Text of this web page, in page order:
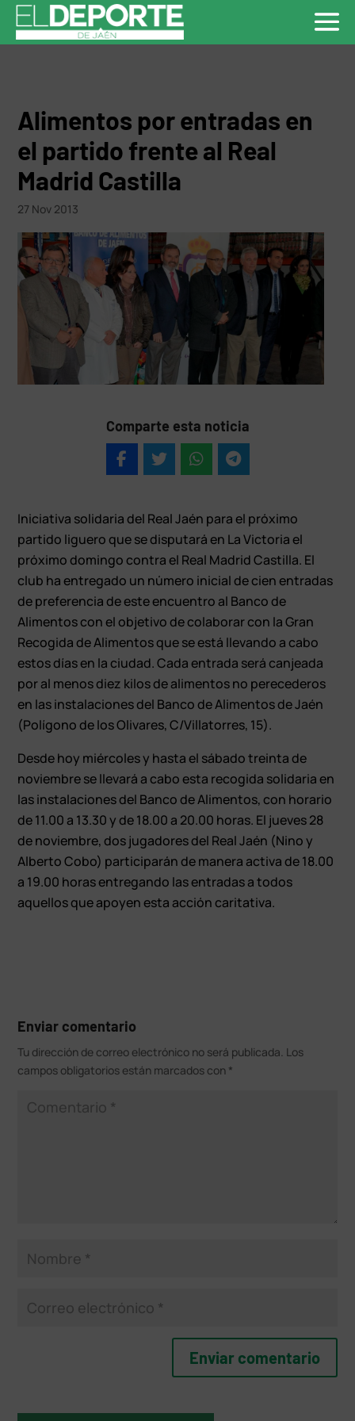
Alimentos por entradas en
el partido frente al Real
Madrid Castilla
27 Nov 2013
Comparte esta noticia
Iniciativa solidaria del Real Jaén para el próximo
partido liguero que se disputará en La Victoria el
próximo domingo contra el Real Madrid Castilla. El
club ha entregado un número inicial de cien entradas
de preferencia de este encuentro al Banco de
Alimentos con el objetivo de colaborar con la Gran
Recogida de Alimentos que se está llevando a cabo
estos días en la ciudad. Cada entrada será canjeada
por al menos diez kilos de alimentos no perecederos
en las instalaciones del Banco de Alimentos de Jaén
(Polígono de los Olivares, C/Villatorres, 15).
Desde hoy miércoles y hasta el sábado treinta de
noviembre se llevará a cabo esta recogida solidaria en
las instalaciones del Banco de Alimentos, con horario
de 11.00 a 13.30 y de 18.00 a 20.00 horas. El jueves 28
de noviembre, dos jugadores del Real Jaén (Nino y
Alberto Cobo) participarán de manera activa de 18.00
a 19.00 horas entregando las entradas a todos
aquellos que apoyen esta acción caritativa.
Enviar comentario
Tu dirección de correo electrónico no será publicada. Los
campos obligatorios están marcados con *